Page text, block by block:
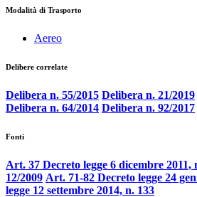
Modalità di Trasporto
Aereo
Delibere correlate
Delibera n. 55/2015 Delibera n. 21/2019
Delibera n. 64/2014 Delibera n. 92/2017
Fonti
Art. 37 Decreto legge 6 dicembre 2011,
12/2009 Art. 71-82 Decreto legge 24
legge 12 settembre 2014, n. 133